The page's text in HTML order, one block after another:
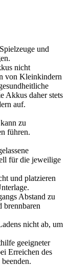
und
nicht
von Kleinkindern
Akkus daher stets
auf.
zu
führen.
für die jeweilige
und platzieren
Abstand zu
brennbaren
nicht ab, um
geeigneter
Erreichen des